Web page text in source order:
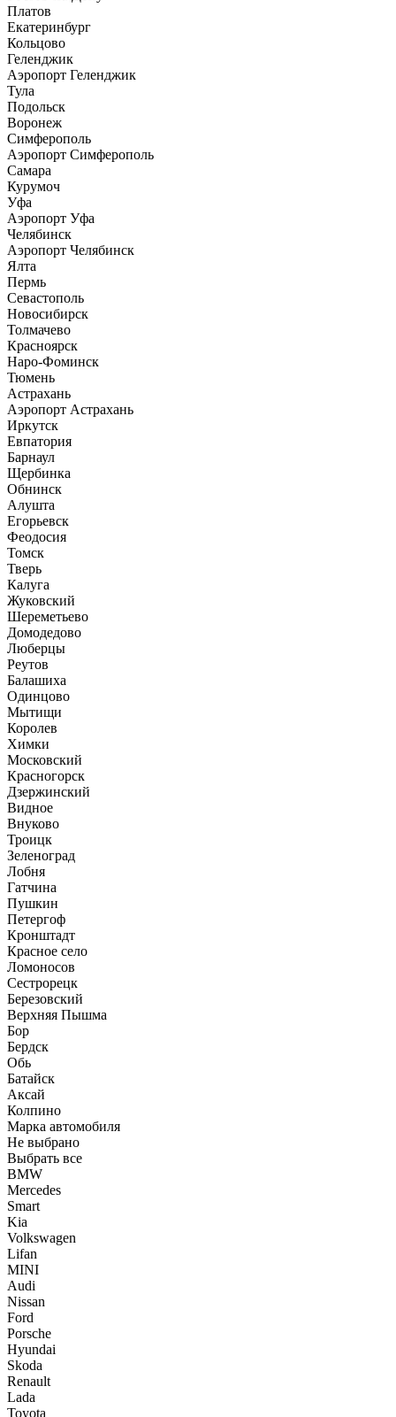
Платов
Екатеринбург
Кольцово
Геленджик
Аэропорт Геленджик
Тула
Подольск
Воронеж
Симферополь
Аэропорт Симферополь
Самара
Курумоч
Уфа
Аэропорт Уфа
Челябинск
Аэропорт Челябинск
Ялта
Пермь
Севастополь
Новосибирск
Толмачево
Красноярск
Наро-Фоминск
Тюмень
Астрахань
Аэропорт Астрахань
Иркутск
Евпатория
Барнаул
Щербинка
Обнинск
Алушта
Егорьевск
Феодосия
Томск
Тверь
Калуга
Жуковский
Шереметьево
Домодедово
Люберцы
Реутов
Балашиха
Одинцово
Мытищи
Королев
Химки
Московский
Красногорск
Дзержинский
Видное
Внуково
Троицк
Зеленоград
Лобня
Гатчина
Пушкин
Петергоф
Кронштадт
Красное село
Ломоносов
Сестрорецк
Березовский
Верхняя Пышма
Бор
Бердск
Обь
Батайск
Аксай
Колпино
Марка автомобиля
Не выбрано
Выбрать все
BMW
Mercedes
Smart
Kia
Volkswagen
Lifan
MINI
Audi
Nissan
Ford
Porsche
Hyundai
Skoda
Renault
Lada
Toyota